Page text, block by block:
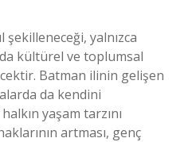
şekilleneceği, yalnızca
kültürel ve toplumsal
Batman ilinin gelişen
da kendini
yaşam tarzını
artması, genç